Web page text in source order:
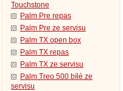
Touchstone
Palm Pre repas
Palm Pre ze servisu
Palm TX open box
Palm TX repas
Palm TX ze servisu
Palm Treo 500 bílé ze
servisu